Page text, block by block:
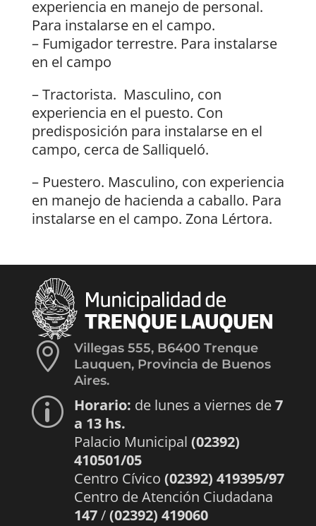
experiencia en manejo de personal.
Para instalarse en el campo.
– Fumigador terrestre. Para instalarse
en el campo
– Tractorista. Masculino, con
experiencia en el puesto. Con
predisposición para instalarse en el
campo, cerca de Salliqueló.
– Puestero. Masculino, con experiencia
en manejo de hacienda a caballo. Para
instalarse en el campo. Zona Lértora.

Villegas 555, B6400 Trenque
Lauquen, Provincia de Buenos
Aires.
p Horario: de lunes a viernes de7
a 13 hs.
Palacio Municipal (02392)
410501/05
Centro Cívico (02392) 419395/97
Centro de Atención Ciudadana
147/(02392) 419060